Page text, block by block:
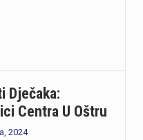
Dječaka:
Centra U Oštru
2024